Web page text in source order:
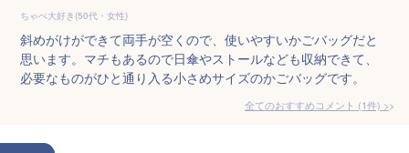
ちゃぺ大好き(50代・女性)
斜めがけができて両手が空くので、使いやすいかごバッグだと
思います。マチもあるので日傘やストールなども収納できて、
必要なものがひと通り入る小さめサイズのかごバッグです。
全てのおすすめコメント (1件) >